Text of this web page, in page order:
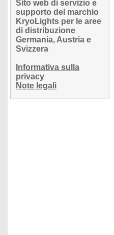
Sito web di servizio e
supporto del marchio
KryoLights per le aree
di distribuzione
Germania, Austria e
Svizzera
Informativa sulla
privacy
Note legali